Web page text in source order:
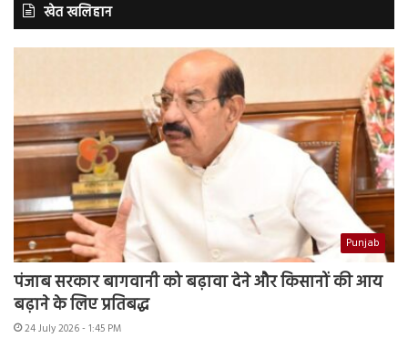
खेत खलिहान
Punjab
पंजाब सरकार बागवानी को बढ़ावा देने और किसानों की आय
बढ़ाने के लिए प्रतिबद्ध
24 July 2026 - 1:45 PM